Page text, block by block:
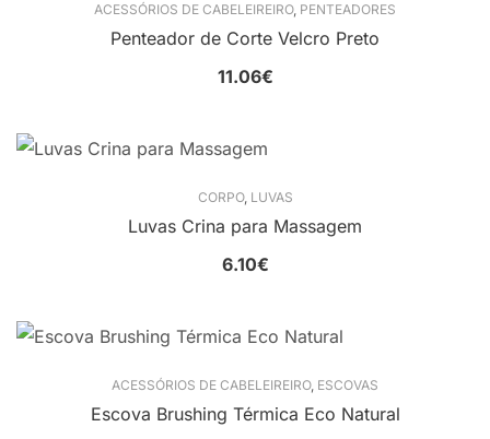
ACESSÓRIOS DE CABELEIREIRO, PENTEADORES
Penteador de Corte Velcro Preto
11.06€
CORPO, LUVAS
Luvas Crina para Massagem
6.10€
ACESSÓRIOS DE CABELEIREIRO, ESCOVAS
Escova Brushing Térmica Eco Natural